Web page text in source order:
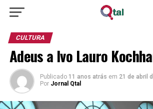
CULTURA
Adeus a Ivo Lauro
Publicado 11 anos atrás em 21 de abril
Por Jornal Qtal